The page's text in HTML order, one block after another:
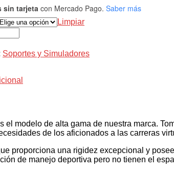
actual
es:
$799,990.00.
sin tarjetacon Mercado Pago. Saber más
Limpiar
Soportes y Simuladores
el modelo de alta gama de nuestra marca.
de los aficionados a las carreras
proporciona una rigidez excepcional y
de manejo deportiva pero no tienen el